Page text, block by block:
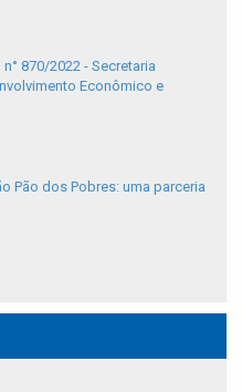
870/2022 - Secretaria
Econômico e
Pão dos Pobres: uma parceria